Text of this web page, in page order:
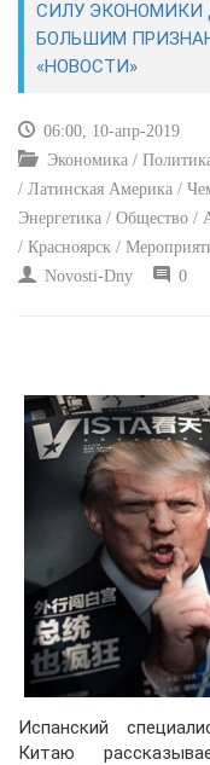
КУЛЬТУРА
ВОЕННЫЕ
ПРОИСШЕСТВИЯ
СИЛУ ЭКОНОМИКИ
БОЛЬШИМ
«НОВОСТИ»
06:00, 10-апр-2019
Экономика /
/ Латинская Америка /
Энергетика / Общество
/ Красноярск /
Novosti-Dny
0
Испанский
Китаю